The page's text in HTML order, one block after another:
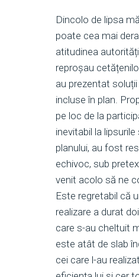
Dincolo de lipsa
poate cea mai
atitudinea
reproșau
au prezentat
incluse în plan.
pe loc de la
inevitabil la
planului, au fost
echivoc, sub
venit acolo să ne
Este regretabil că
realizare a durat
care s-au cheltuit
este atât de slab
cei care l-au